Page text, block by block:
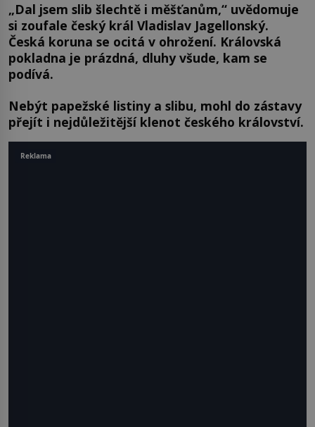
„Dal jsem slib šlechtě i měšťanům,“ uvědomuje
si zoufale český král Vladislav Jagellonský.
Česká koruna se ocitá v ohrožení. Královská
pokladna je prázdná, dluhy všude, kam se
podívá.
Nebýt papežské listiny a slibu, mohl do zástavy
přejít i nejdůležitější klenot českého království.
Reklama